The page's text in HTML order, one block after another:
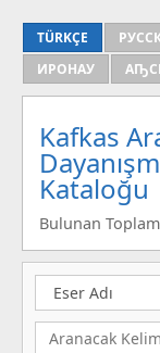
TÜRKÇE
ИРОНАУ
Kafkas
Kataloğu
Bulunan